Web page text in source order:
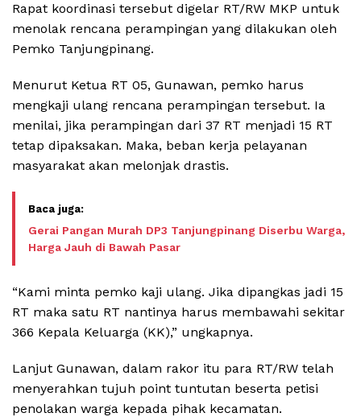
Rapat koordinasi tersebut digelar RT/RW MKP untuk
menolak rencana perampingan yang dilakukan oleh
Pemko Tanjungpinang.
Menurut Ketua RT 05, Gunawan, pemko harus
mengkaji ulang rencana perampingan tersebut. Ia
menilai, jika perampingan dari 37 RT menjadi 15 RT
tetap dipaksakan. Maka, beban kerja pelayanan
masyarakat akan melonjak drastis.
Gerai Pangan Murah DP3 Tanjungpinang Diserbu Warga,
Harga Jauh di Bawah Pasar
“Kami minta pemko kaji ulang. Jika dipangkas jadi 15
RT maka satu RT nantinya harus membawahi sekitar
366 Kepala Keluarga (KK),” ungkapnya.
Lanjut Gunawan, dalam rakor itu para RT/RW telah
menyerahkan tujuh point tuntutan beserta petisi
penolakan warga kepada pihak kecamatan.